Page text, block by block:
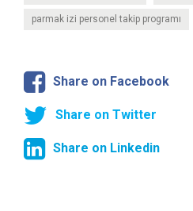
parmak izi personel takip programı
Share on Facebook
Share on Twitter
Share on Linkedin